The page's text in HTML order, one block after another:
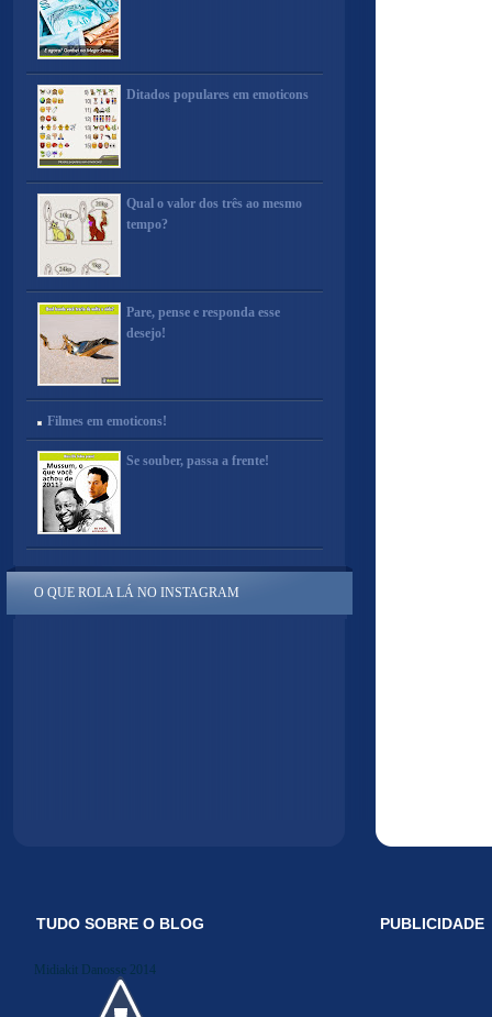
Ditados populares em emoticons
Qual o valor dos três ao mesmo
tempo?
Pare, pense e responda esse
desejo!
Filmes em emoticons!
Se souber, passa a frente!
O QUE ROLA LÁ NO INSTAGRAM
TUDO SOBRE O BLOG
Midiakit Danosse 2014
PUBLICIDADE